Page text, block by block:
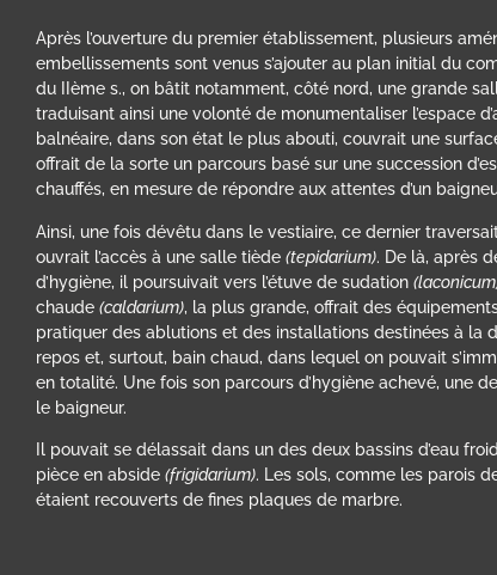
Après l’ouverture du premier établissement, plusieurs
embellissements sont venus s’ajouter au plan initial du
du IIème s., on bâtit notamment, côté nord, une grande
traduisant ainsi une volonté de monumentaliser l’espace
balnéaire, dans son état le plus abouti, couvrait une
offrait de la sorte un parcours basé sur une succession
chauffés, en mesure de répondre aux attentes d’un
Ainsi, une fois dévêtu dans le vestiaire, ce dernier
ouvrait l’accès à une salle tiède (tepidarium). De là, après
d’hygiène, il poursuivait vers l’étuve de sudation
chaude (caldarium), la plus grande, offrait des
pratiquer des ablutions et des installations destinées à la
repos et, surtout, bain chaud, dans lequel on pouvait
en totalité. Une fois son parcours d’hygiène achevé, une
le baigneur.
Il pouvait se délassait dans un des deux bassins d’eau
pièce en abside (frigidarium). Les sols, comme les parois
étaient recouverts de fines plaques de marbre.